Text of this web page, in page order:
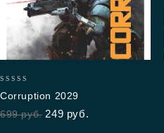
out
of
Corruption 2029
699руб. 249 руб.